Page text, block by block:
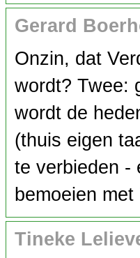
Gerard
Onzin, dat
wordt? Twee:
wordt de
(thuis eigen
te verbieden -
bemoeien
Tineke